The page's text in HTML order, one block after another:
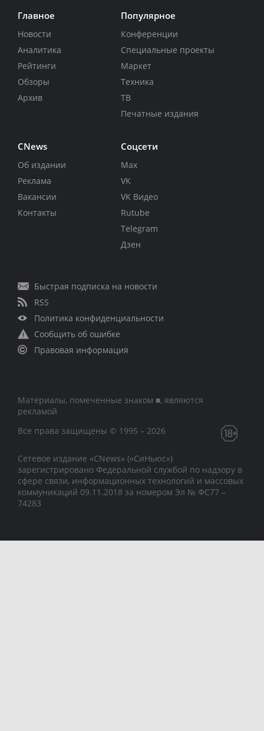
Главное
Новости
Аналитика
Рейтинги
Обзоры
Архив
Популярное
Конференции
Специальные проекты
Маркет
Техника
ТВ
Печатные издания
CNews
Об издании
Реклама
Вакансии
Контакты
Соцсети
Max
VK
VK Видео
Rutube
Telegram
Дзен
Быстрая подписка на новости
RSS
Политика конфиденциальности
Сообщить об ошибке
Правовая информация
Материалы, помеченные знаком ■, являются
рекламой
Все права защищены © 1995 – 2026
Сетевое издание «CNews» («СиНьюс»)
зарегистрировано Федеральной службой по надзору в
сфере связи, информационных технологий и массовых
коммуникаций 09.11.2018 за номером Эл № ФС77 –
74283